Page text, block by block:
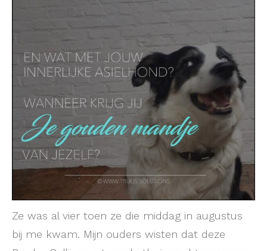
Ze was al vier toen ze die middag in augustus
bij me kwam. Mijn ouders wisten dat deze